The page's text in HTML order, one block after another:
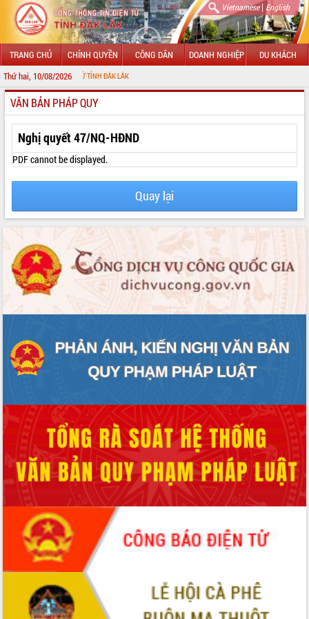
Vietnamese| English
TRANG CHỦ CHÍNH QUYỀN CÔNG DÂN DOANH NGHIỆP DU KHÁCH
Thứ hai, 10/08/2026
TIN ĐIỆN TỬ TỈNH ĐẮK LẮK
GIỚI THIỆU
LÃNH ĐẠO UBND TỈNH
TIN TỨC SỰ KIỆN
UBND CÁC XÃ, PHƯỜNG
THÔNG TIN CHỈ ĐẠO ĐIỀU HÀNH
HỆ THỐNG VĂN BẢN
VĂN BẢN HĐND TỈNH
QUY HOẠCH - KẾ HOẠCH
VĂN BẢN PHÁP QUY
Nghị quyết 47/NQ-HĐND
PDF cannot be displayed.
Quay lại